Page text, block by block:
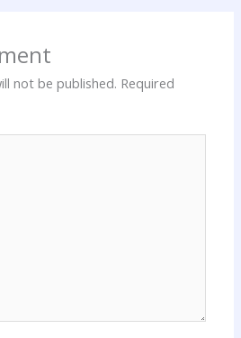
not be published. Required